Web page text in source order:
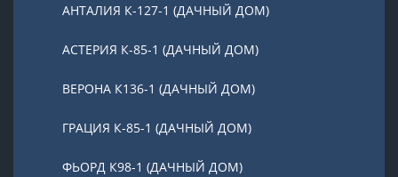
АНТАЛИЯ К-127-1 (ДАЧНЫЙ ДОМ)
АСТЕРИЯ К-85-1 (ДАЧНЫЙ ДОМ)
ВЕРОНА К136-1 (ДАЧНЫЙ ДОМ)
ГРАЦИЯ К-85-1 (ДАЧНЫЙ ДОМ)
ФЬОРД К98-1 (ДАЧНЫЙ ДОМ)